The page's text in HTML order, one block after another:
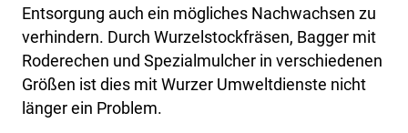
Entsorgung auch ein mögliches Nachwachsen zu
verhindern. Durch Wurzelstockfräsen, Bagger mit
Roderechen und Spezialmulcher in verschiedenen
Größen ist dies mit Wurzer Umweltdienste nicht
länger ein Problem.